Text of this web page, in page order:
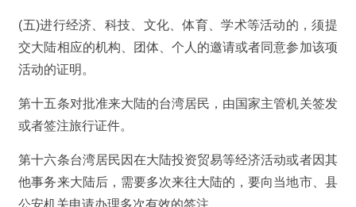
(五)进行经济、科技、文化、体育、学术等活动的，须提
交大陆相应的机构、团体、个人的邀请或者同意参加该项
活动的证明。
第十五条对批准来大陆的台湾居民，由国家主管机关签发
或者签注旅行证件。
第十六条台湾居民因在大陆投资贸易等经济活动或者因其
他事务来大陆后，需要多次来往大陆的，要向当地市、县
公安机关申请办理多次有效的签注。